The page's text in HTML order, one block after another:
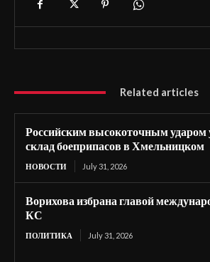
Related articles
Российским высокоточным ударом
склад боеприпасов в Хмельницком
НОВОСТИ July 31, 2026
Ворихова избрана главой
КС
ПОЛИТИКА July 31, 2026